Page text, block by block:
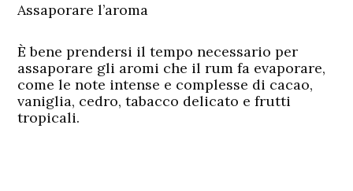
Assaporare l’aroma
È bene prendersi il tempo necessario per
assaporare gli aromi che il rum fa evaporare,
come le note intense e complesse di cacao,
vaniglia, cedro, tabacco delicato e frutti
tropicali.